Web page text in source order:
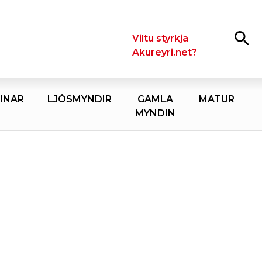
LeitaViltu styrkja
Akureyri.net?
LJÓSMYNDIR
GAMLA
MYNDIN
MATUR